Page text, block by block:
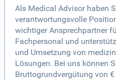
Als Medical Advisor haben
verantwortungsvolle
wichtiger Ansprechpartner
Fachpersonal und
und Umsetzung von
Lösungen. Bei uns können
Bruttogrundvergütung von